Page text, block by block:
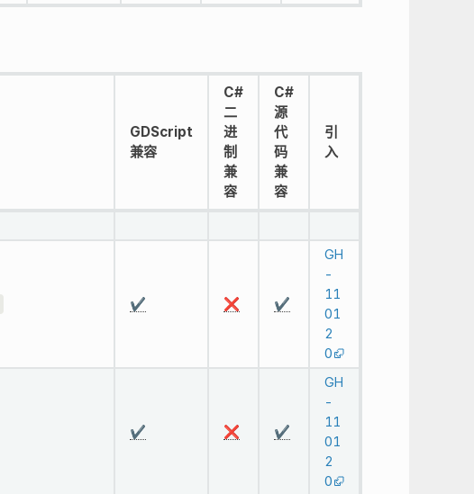
GDScript
兼容
C#
二
进
制
兼
容
C#
源
代
码
兼
容
引
入
✔️ ❌ ✔️
GH
-
11
01
2
0
✔️ ❌ ✔️
GH
-
11
01
2
0